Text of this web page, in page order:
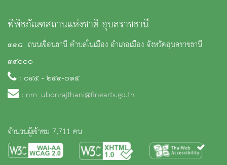
พิพิธภัณฑสถานแห่งชาติ อุบลราชธานี
๓๑๘ ถนนเขื่อนธานี ตำบลในเมือง อำเภอเมือง จังหวัดอุบลราชธานี
๓๔๐๐๐
: ๐๔๕ - ๒๕๑-๐๑๕
: nm_ubonrajthani@finearts.go.th
จำนวนผู้เข้าชม 7,711 คน